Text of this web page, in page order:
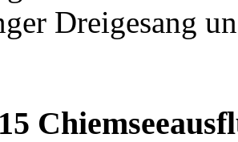
Dreigesang